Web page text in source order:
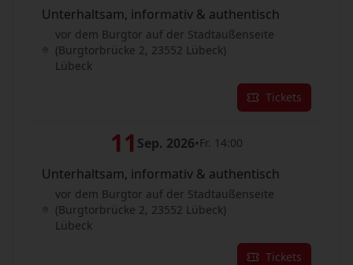
Unterhaltsam, informativ & authentisch
vor dem Burgtor auf der Stadtaußenseite
(Burgtorbrücke 2, 23552 Lübeck)
Lübeck
Tickets
11 Sep. 2026•Fr. 14:00
Unterhaltsam, informativ & authentisch
vor dem Burgtor auf der Stadtaußenseite
(Burgtorbrücke 2, 23552 Lübeck)
Lübeck
Tickets